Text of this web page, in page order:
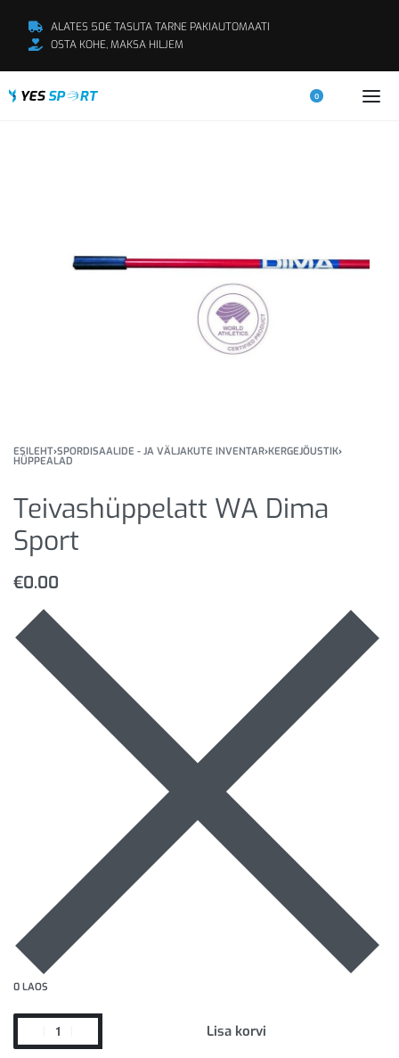
ALATES 50€ TASUTA TARNE PAKIAUTOMAATI
OSTA KOHE, MAKSA HILJEM
0
ESILEHT›SPORDISAALIDE - JA VÄLJAKUTE INVENTAR›KERGEJÕUSTIK›
HÜPPEALAD
Teivashüppelatt WA Dima
Sport
€0.00
0 LAOS
Lisa korvi